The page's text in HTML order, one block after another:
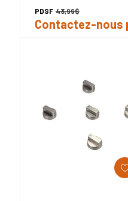
PDSF 43,99$
Contactez-nous